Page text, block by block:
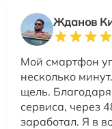
Жданов
Мой смартфон
несколько
щель.
сервиса, через
заработал. Я в